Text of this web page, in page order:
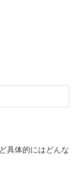
具体的にはどんな